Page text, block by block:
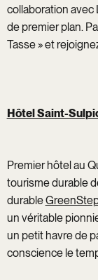
collaboration avec
de premier plan.
Tasse » et
Hôtel Saint-
Premier hôtel au
tourisme durable
durable
un véritable
un petit havre de
conscience le